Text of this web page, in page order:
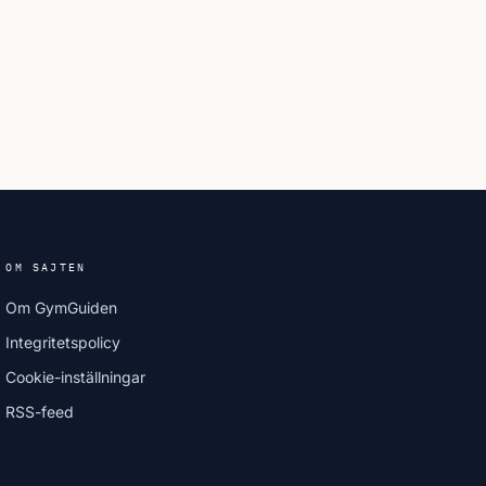
OM SAJTEN
Om GymGuiden
Integritetspolicy
Cookie-inställningar
RSS-feed